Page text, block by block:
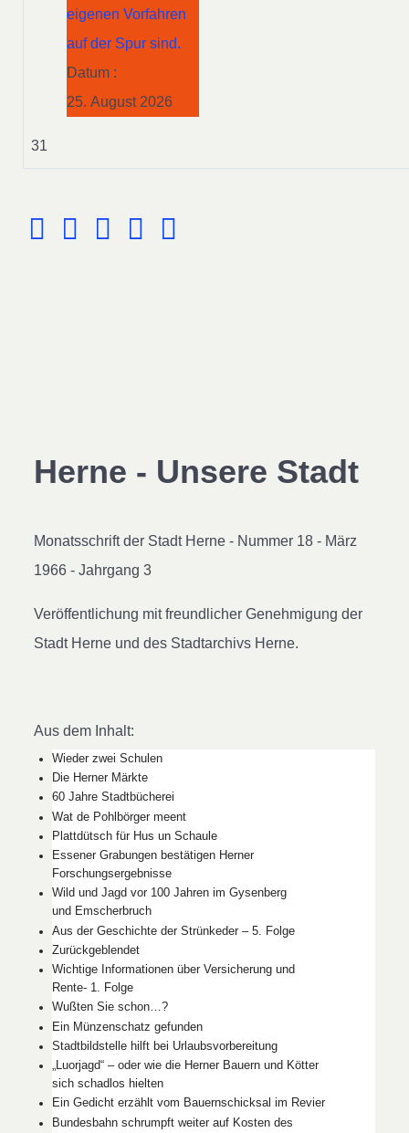
eigenen Vorfahren
auf der Spur sind.
Datum :
25. August 2026
31
Herne - Unsere Stadt
Monatsschrift der Stadt Herne - Nummer 18 - März
1966 - Jahrgang 3
Veröffentlichung mit freundlicher Genehmigung der
Stadt Herne und des Stadtarchivs Herne.
Aus dem Inhalt:
Wieder zwei Schulen
Die Herner Märkte
60 Jahre Stadtbücherei
Wat de Pohlbörger meent
Plattdütsch für Hus un Schaule
Essener Grabungen bestätigen Herner
Forschungsergebnisse
Wild und Jagd vor 100 Jahren im Gysenberg
und Emscherbruch
Aus der Geschichte der Strünkeder – 5. Folge
Zurückgeblendet
Wichtige Informationen über Versicherung und
Rente- 1. Folge
Wußten Sie schon…?
Ein Münzenschatz gefunden
Stadtbildstelle hilft bei Urlaubsvorbereitung
„Luorjagd“ – oder wie die Herner Bauern und Kötter
sich schadlos hielten
Ein Gedicht erzählt vom Bauernschicksal im Revier
Bundesbahn schrumpft weiter auf Kosten des